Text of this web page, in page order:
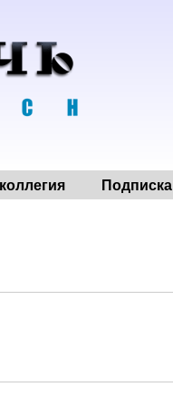
Подписка